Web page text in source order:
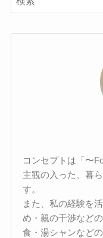
コンセプトは「〜
主観の入った、暮
す。
また、私の経験を
め・親の干渉など
食・湯シャンなど